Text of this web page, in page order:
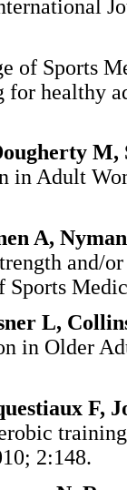
of Sports
for healthy
in Adult
A,
and/
Sports
L,
in Older
F,
2010;